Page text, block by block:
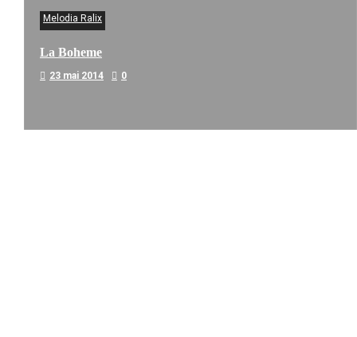
Melodia Ralix
La Boheme
23 mai 2014 0